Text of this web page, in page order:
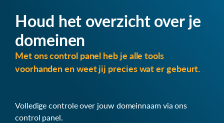
Houd het overzicht over je
domeinen
Met ons control panel heb je alle tools
voorhanden en weet jij precies wat er gebeurt.
Volledige controle over jouw domeinnaam via ons
control panel.